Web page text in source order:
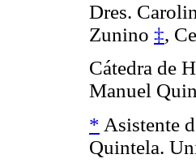
Dres.
Zunino ‡,
Cátedra de
Manuel
* Asistente
Quintela.